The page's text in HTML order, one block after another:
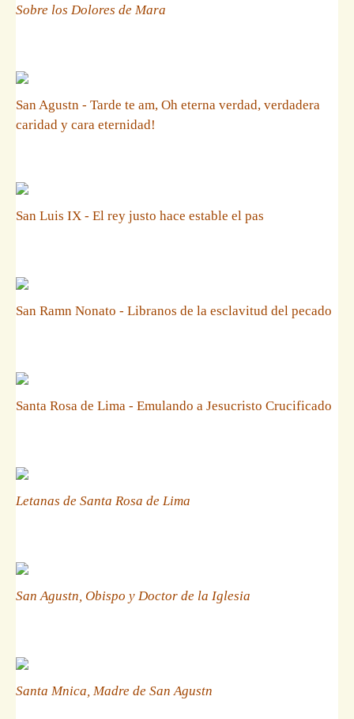
Sobre los Dolores de Mara
San Agustn - Tarde te am, Oh eterna verdad, verdadera
caridad y cara eternidad!
San Luis IX - El rey justo hace estable el pas
San Ramn Nonato - Libranos de la esclavitud del pecado
Santa Rosa de Lima - Emulando a Jesucristo Crucificado
Letanas de Santa Rosa de Lima
San Agustn, Obispo y Doctor de la Iglesia
Santa Mnica, Madre de San Agustn